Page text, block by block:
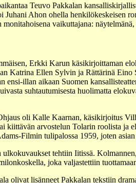
Teuvo Pakkalan
Ahon ohella henkilökeskeisen
monitahoisena vaikuttajana:
Erkki Karun käsikirjoittaman
Katrina Ellen Sylvin ja Rättärinä
illan aikaan Suomen
suhtautumisesta huolimatta
oli Kalle Kaarnan, käsikirjoitus
kiittävän arvostelun Tolarin roolista ja
Filmin tulipalossa 1959, joten asian
ulkokuvaukset tehtiin Iitissä.
joka valjastettiin
olivat lisänneet Pakkalan tekstiin